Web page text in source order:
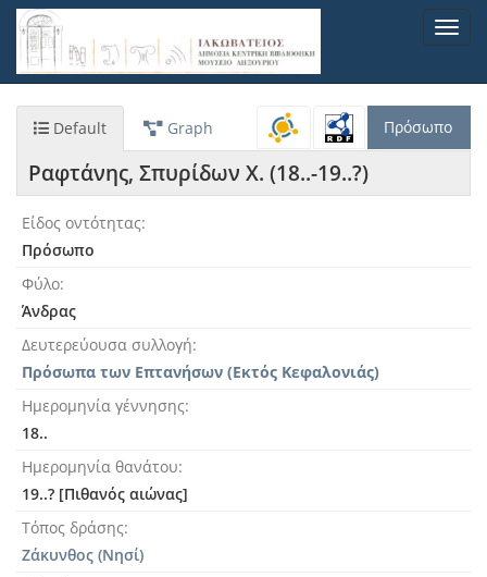
Παράκαμψη
προς
κυρίως
Default Graph Πρόσωπο
Ραφτάνης, Σπυρίδων Χ. (18..-19..?)
Είδος οντότητας
Πρόσωπο
Φύλο
Άνδρας
Δευτερεύουσα συλλογή
Πρόσωπα των Επτανήσων (Εκτός Κεφαλονιάς)
Ημερομηνία γέννησης
18..
Ημερομηνία θανάτου
19..? [Πιθανός αιώνας]
Τόπος δράσης
Ζάκυνθος (Νησί)